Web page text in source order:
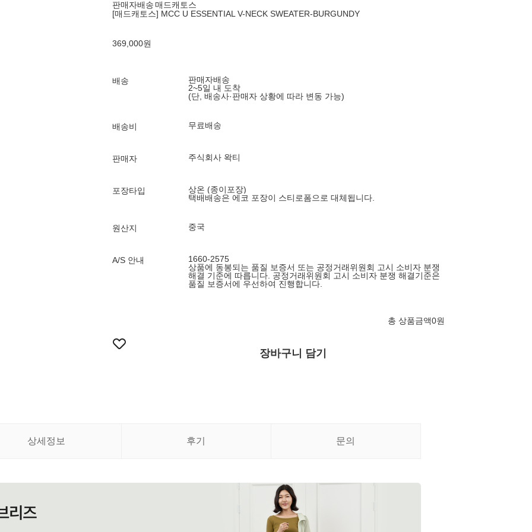
판매자배송매드캐토스
[매드캐토스] MCC U ESSENTIAL V-NECK SWEATER-BURGUNDY
369,000원
배송
판매자배송
2~5일 내 도착
(단, 배송사·판매자 상황에 따라 변동 가능)
배송비 무료배송
판매자 주식회사 왁티
포장타입
상온 (종이포장)
택배배송은 에코 포장이 스티로폼으로 대체됩니다.
원산지 중국
A/S 안내
1660-2575
상품에 동봉되는 품질 보증서 또는 공정거래위원회 고시 소비자 분쟁
해결 기준에 따릅니다. 공정거래위원회 고시 소비자 분쟁 해결기준은
품질 보증서에 우선하여 진행합니다.
총 상품금액0원
장바구니 담기
상세정보 후기 문의